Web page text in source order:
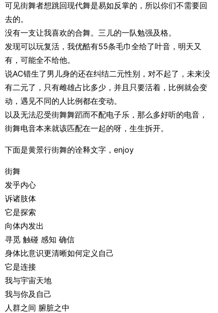
可见街舞者想跳回现代舞是易如反掌的，所以你们不需要回
去的。
没有一支让我喜欢的合舞。三儿的一队勉强及格。
发现可以玩复活，我优酷有55条毛巾全给了叶音，明天又
有，可能全不给他。
说AC错生了男儿身的还在纠结二元性别，对不起了，未来没
有二元了，只有雌雄占比多少，并且只要活着，比例就会变
动，遇见不同的人比例都在变动。
以及无法忍受街舞舞蹈而不配电子乐，那么多好听的电音，
街舞电音本来就该匹配在一起的呀，生生拆开。
下面是黄景行街舞的诠释文字，enjoy
街舞
发乎内心
诉诸肢体
它是探索
向体内发出
寻觅 触碰 感知 确信
身体比意识更清晰如何定义自己
它是连接
我与宇宙天地
我与你及自己
人群之间 腑脏之中